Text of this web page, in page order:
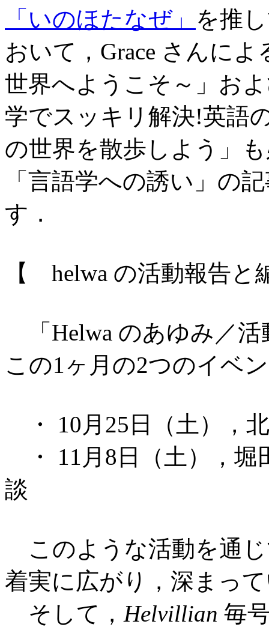
「いのほたなぜ」 を推
おいて，Grace さんに
世界へようこそ～」お
学でスッキリ解決!英語
の世界を散歩しよう」
「言語学への誘い」の
す．
【 helwa の活動報告
「Helwa のあゆみ／活
この1ヶ月の2つのイベ
・ 10月25日（土），
・ 11月8日（土），堀
談
このような活動を通
着実に広がり，深まっ
そして， Helvillian 毎